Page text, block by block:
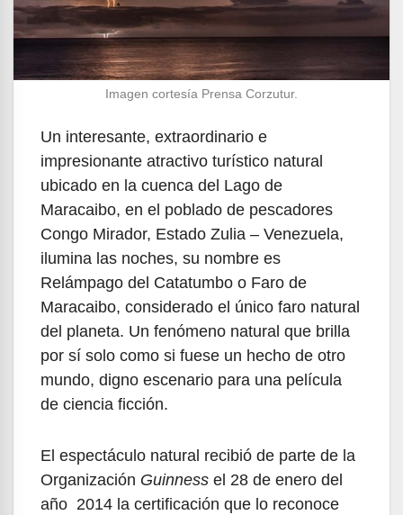
Imagen cortesía Prensa Corzutur.
Un interesante, extraordinario e
impresionante atractivo turístico natural
ubicado en la cuenca del Lago de
Maracaibo, en el poblado de pescadores
Congo Mirador, Estado Zulia – Venezuela,
ilumina las noches, su nombre es
Relámpago del Catatumbo o Faro de
Maracaibo, considerado el único faro natural
del planeta. Un fenómeno natural que brilla
por sí solo como si fuese un hecho de otro
mundo, digno escenario para una película
de ciencia ficción.
El espectáculo natural recibió de parte de la
Organización Guinness el 28 de enero del
año 2014 la certificación que lo reconoce